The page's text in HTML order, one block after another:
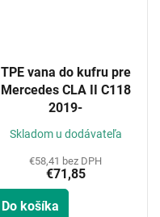
TPE vana do kufru pre
Mercedes CLA II C118
2019-
Skladom u dodávateľa
€58,41 bez DPH
€71,85
Do košíka